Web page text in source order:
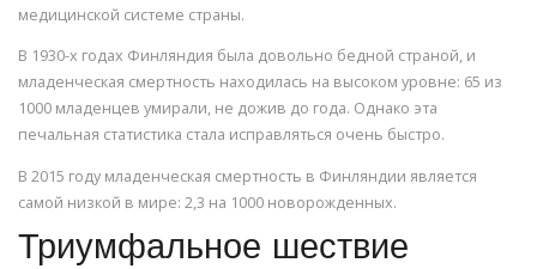
медицинской системе страны.
В 1930-х годах Финляндия была довольно бедной страной, и
младенческая смертность находилась на высоком уровне: 65 из
1000 младенцев умирали, не дожив до года. Однако эта
печальная статистика стала исправляться очень быстро.
В 2015 году младенческая смертность в Финляндии является
самой низкой в мире: 2,3 на 1000 новорожденных.
Триумфальное шествие